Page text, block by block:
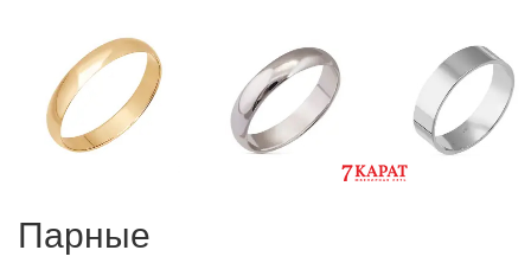
Парные